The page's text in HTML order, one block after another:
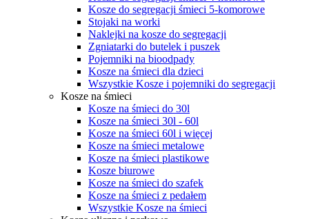
Kosze do segregacji śmieci 5-komorowe
Stojaki na worki
Naklejki na kosze do segregacji
Zgniatarki do butelek i puszek
Pojemniki na bioodpady
Kosze na śmieci dla dzieci
Wszystkie Kosze i pojemniki do segregacji
Kosze na śmieci
Kosze na śmieci do 30l
Kosze na śmieci 30l - 60l
Kosze na śmieci 60l i więcej
Kosze na śmieci metalowe
Kosze na śmieci plastikowe
Kosze biurowe
Kosze na śmieci do szafek
Kosze na śmieci z pedałem
Wszystkie Kosze na śmieci